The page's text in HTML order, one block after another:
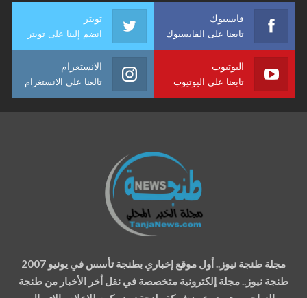
فايسبوك
تابعنا على الفايسبوك
تويتر
انضم إلينا على تويتر
اليوتيوب
تابعنا على اليوتيوب
الانستغرام
تالعنا على الانستغرام
مجلة طنجة نيوز.. أول موقع إخباري بطنجة تأسس في يونيو 2007
طنجة نيوز.. مجلة إلكترونية متخصصة في نقل أخر الأخبار من طنجة